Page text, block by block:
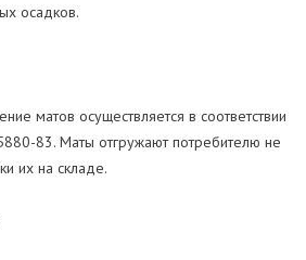
осадков.
матов осуществляется в соответствии
83. Маты отгружают потребителю не
их на складе.